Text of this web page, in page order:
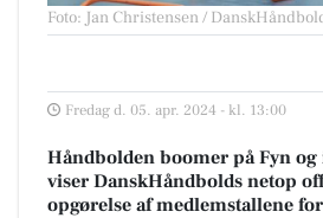
Foto: Jan Christensen /
Fredag d. 05. apr. 2024 - kl. 13:00
Håndbolden boomer på Fyn og
viser DanskHåndbolds netop
opgørelse af medlemstallene